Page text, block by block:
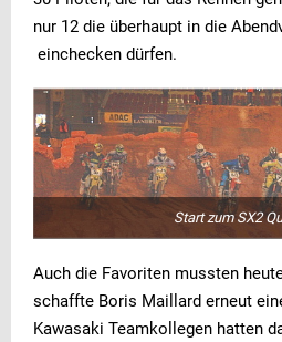
nur 12 die überhaupt in die
einchecken dürfen.
Start zum SX2
Auch die Favoriten mussten
schaffte Boris Maillard erneut
Kawasaki Teamkollegen hatten